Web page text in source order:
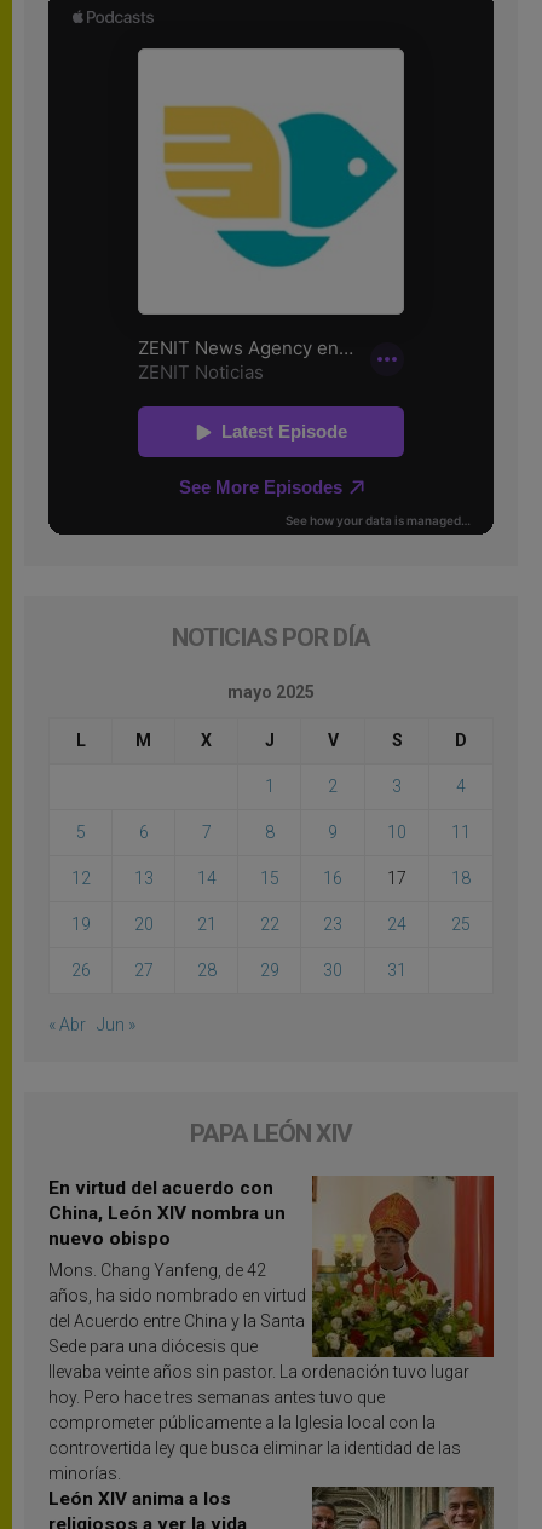
NOTICIAS POR DÍA
mayo 2025
L M X J V S D
1 2 3 4
5 6 7 8 9 10 11
12 13 14 15 16 17 18
19 20 21 22 23 24 25
26 27 28 29 30 31
« Abr Jun »
PAPA LEÓN XIV
En virtud del acuerdo con
China, León XIV nombra un
nuevo obispo
Mons. Chang Yanfeng, de 42
años, ha sido nombrado en virtud
del Acuerdo entre China y la Santa
Sede para una diócesis que
llevaba veinte años sin pastor. La ordenación tuvo lugar
hoy. Pero hace tres semanas antes tuvo que
comprometer públicamente a la Iglesia local con la
controvertida ley que busca eliminar la identidad de las
minorías.
León XIV anima a los
religiosos a ver la vida